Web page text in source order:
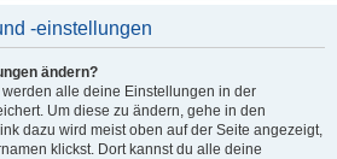
-einstellungen
ändern?
alle deine Einstellungen in der
Um diese zu ändern, gehe in den
dazu wird meist oben auf der Seite angezeigt,
klickst. Dort kannst du alle deine